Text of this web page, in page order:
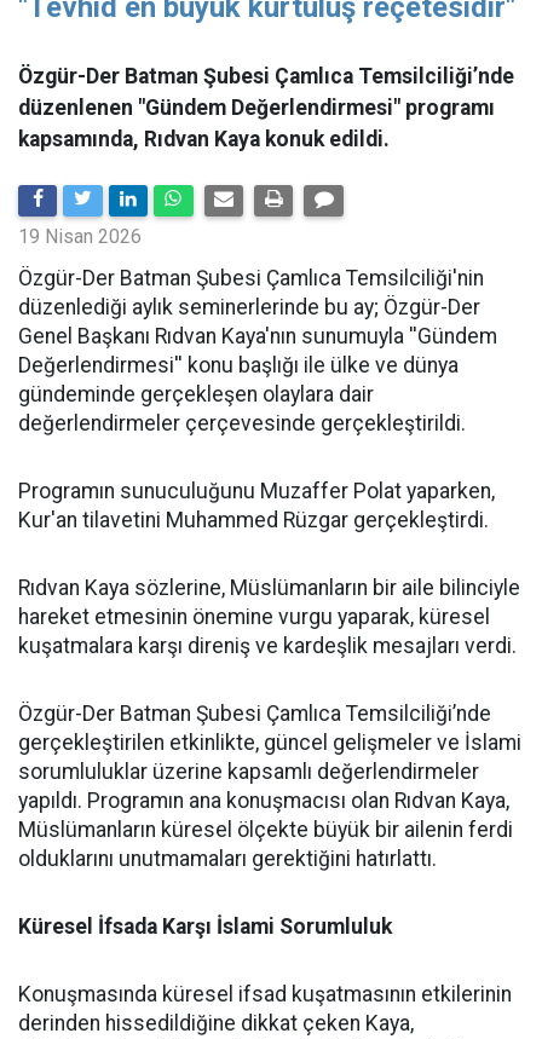
"Tevhid en büyük kurtuluş reçetesidir"
Özgür-Der Batman Şubesi Çamlıca Temsilciliği’nde
düzenlenen "Gündem Değerlendirmesi" programı
kapsamında, Rıdvan Kaya konuk edildi.
19 Nisan 2026
​Özgür-Der Batman Şubesi Çamlıca Temsilciliği'nin
düzenlediği aylık seminerlerinde bu ay; Özgür-Der
Genel Başkanı Rıdvan Kaya'nın sunumuyla ''Gündem
Değerlendirmesi'' konu başlığı ile ülke ve dünya
gündeminde gerçekleşen olaylara dair
değerlendirmeler çerçevesinde gerçekleştirildi.
Programın sunuculuğunu Muzaffer Polat yaparken,
Kur'an tilavetini Muhammed Rüzgar gerçekleştirdi.
Rıdvan Kaya sözlerine, Müslümanların bir aile bilinciyle
hareket etmesinin önemine vurgu yaparak, küresel
kuşatmalara karşı direniş ve kardeşlik mesajları verdi.
Özgür-Der Batman Şubesi Çamlıca Temsilciliği’nde
gerçekleştirilen etkinlikte, güncel gelişmeler ve İslami
sorumluluklar üzerine kapsamlı değerlendirmeler
yapıldı. Programın ana konuşmacısı olan Rıdvan Kaya,
Müslümanların küresel ölçekte büyük bir ailenin ferdi
olduklarını unutmamaları gerektiğini hatırlattı.
Küresel İfsada Karşı İslami Sorumluluk
Konuşmasında küresel ifsad kuşatmasının etkilerinin
derinden hissedildiğine dikkat çeken Kaya,